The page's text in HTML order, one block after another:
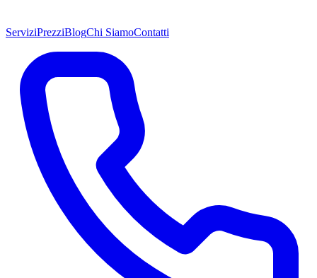
ServiziPrezziBlogChi SiamoContatti